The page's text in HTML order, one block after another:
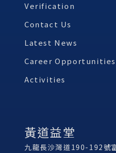
Verification
Contact Us
Latest News
Career Opportunities
Activities
黃道益堂
九龍長沙灣道190-192號